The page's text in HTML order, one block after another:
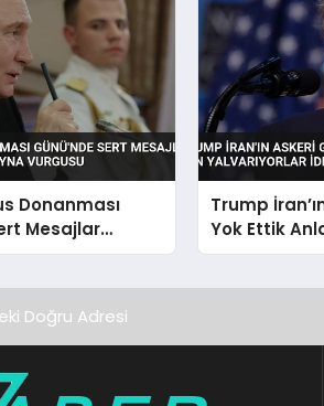
Donanması
Mesajlar
Ukrayna
Trump
Yok Ettik
Doğru Adresi